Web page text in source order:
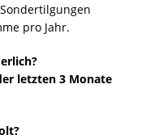
pro Jahr.
letzten 3 Monate